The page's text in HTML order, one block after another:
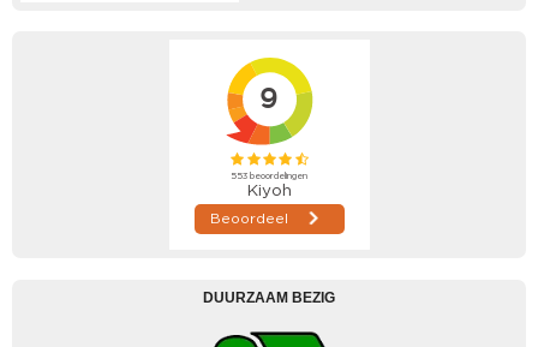
DUURZAAM BEZIG